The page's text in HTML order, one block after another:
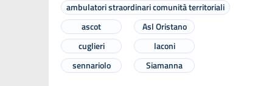
ambulatori straordinari comunità territoriali
ascot
Asl Oristano
cuglieri
laconi
sennariolo
Siamanna